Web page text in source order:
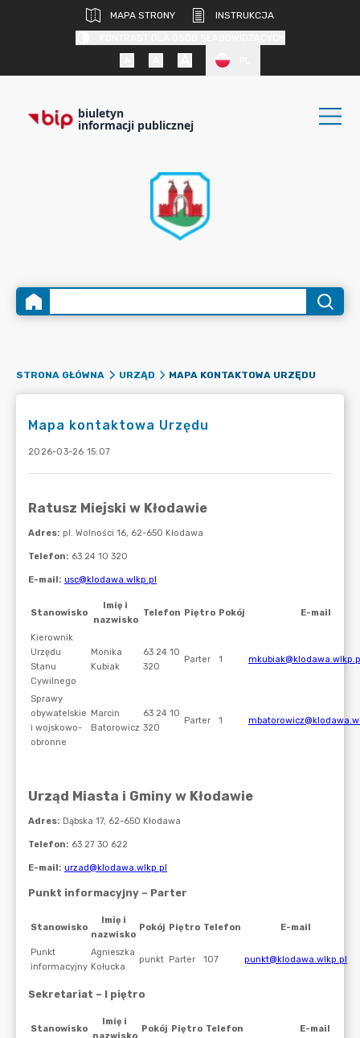
MAPA STRONY
INSTRUKCJA
biuletyn
informacji publicznej
STRONA GŁÓWNA URZĄD MAPA KONTAKTOWA URZĘDU
Mapa kontaktowa Urzędu
2026-03-26 15:07